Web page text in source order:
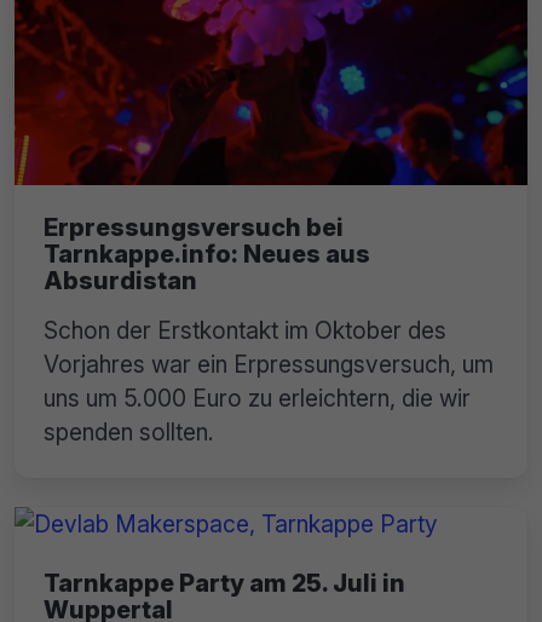
Erpressungsversuch bei
Tarnkappe.info: Neues aus
Absurdistan
Schon der Erstkontakt im Oktober des
Vorjahres war ein Erpressungsversuch, um
uns um 5.000 Euro zu erleichtern, die wir
spenden sollten.
Tarnkappe Party am 25. Juli in
Wuppertal